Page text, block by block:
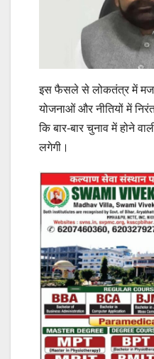
इस फैसले से लोकतंत्र में
योजनाओं और नीतियों में
कि बार-बार चुनाव में होने
लगेगी।